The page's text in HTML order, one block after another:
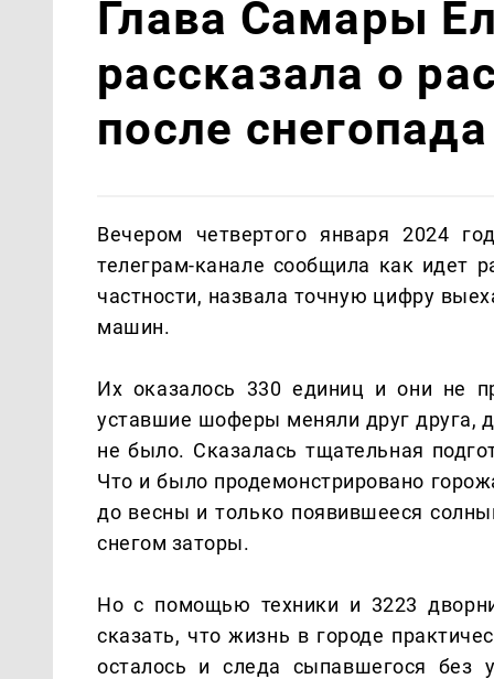
Глава Самары
рассказала о
после снегопада
Вечером четвертого января 2024
телеграм-канале сообщила как идет
частности, назвала точную цифру
машин.
Их оказалось 330 единиц и они не
уставшие шоферы меняли друг друга,
не было. Сказалась тщательная
Что и было продемонстрировано
до весны и только появившееся
снегом заторы.
Но с помощью техники и 3223
сказать, что жизнь в городе
осталось и следа сыпавшегося